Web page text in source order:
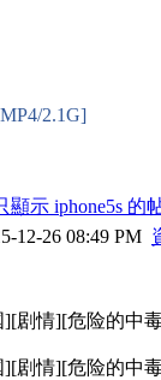
2.1G]
顯示 iphone5s 的
12-26 08:49 PM
][剧情][危险的中
][剧情][危险的中